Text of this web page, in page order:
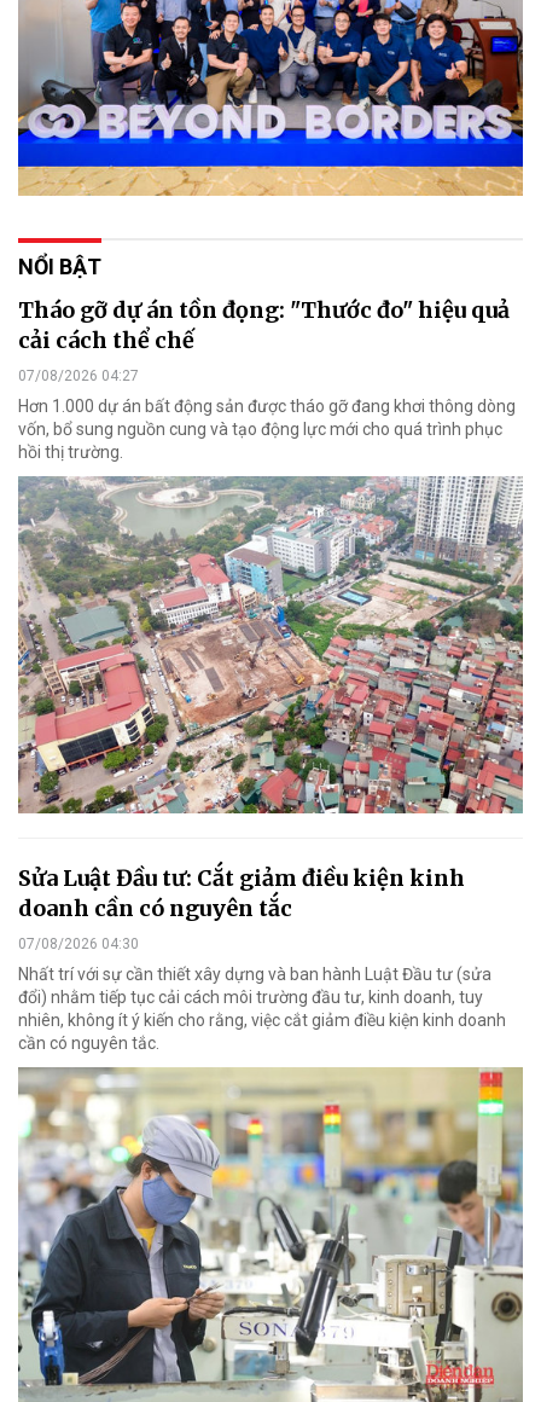
NỔI BẬT
Tháo gỡ dự án tồn đọng: "Thước đo" hiệu quả
cải cách thể chế
07/08/2026 04:27
Hơn 1.000 dự án bất động sản được tháo gỡ đang khơi thông dòng
vốn, bổ sung nguồn cung và tạo động lực mới cho quá trình phục
hồi thị trường.
Sửa Luật Đầu tư: Cắt giảm điều kiện kinh
doanh cần có nguyên tắc
07/08/2026 04:30
Nhất trí với sự cần thiết xây dựng và ban hành Luật Đầu tư (sửa
đổi) nhằm tiếp tục cải cách môi trường đầu tư, kinh doanh, tuy
nhiên, không ít ý kiến cho rằng, việc cắt giảm điều kiện kinh doanh
cần có nguyên tắc.